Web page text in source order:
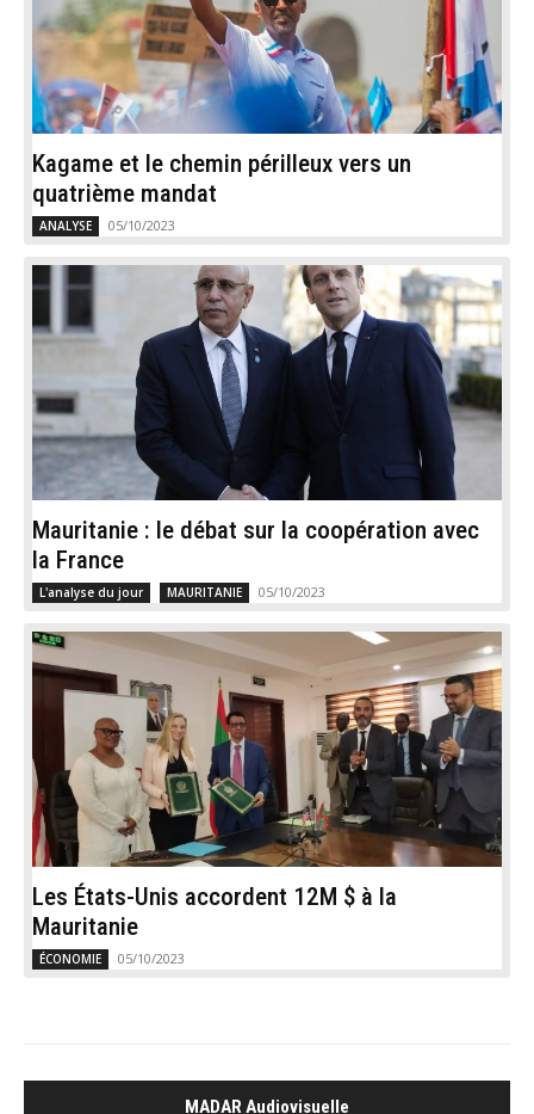
Kagame et le chemin périlleux vers un
quatrième mandat
ANALYSE 05/10/2023
Mauritanie : le débat sur la coopération avec
la France
L'analyse du jour MAURITANIE 05/10/2023
Les États-Unis accordent 12M $ à la
Mauritanie
ÉCONOMIE 05/10/2023
MADAR Audiovisuelle